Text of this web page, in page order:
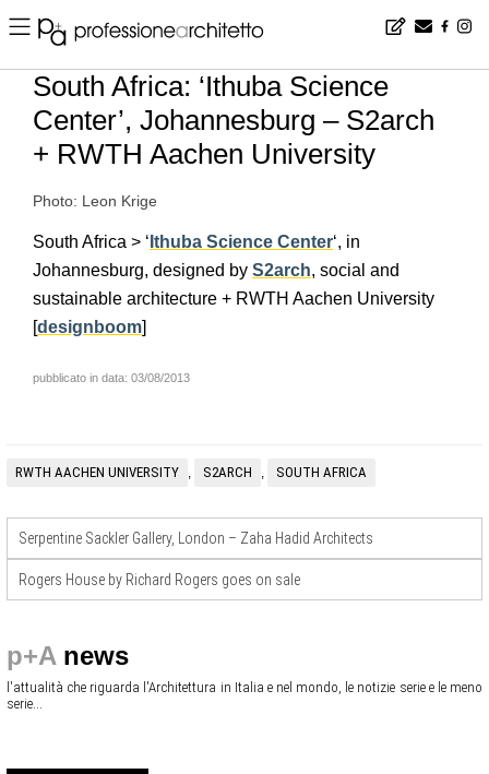
Home ▪ news ▪ en ▪ South Africa: ‘Ithuba Science Center’, Johannesburg – S2arch + RWTH Aachen University
South Africa: ‘Ithuba Science
Center’, Johannesburg – S2arch
+ RWTH Aachen University
Photo: Leon Krige
South Africa > ‘ Ithuba Science Center‘, in
Johannesburg, designed by S2arch, social and
sustainable architecture + RWTH Aachen University
[designboom]
pubblicato in data: 03/08/2013
RWTH AACHEN UNIVERSITY , S2ARCH , SOUTH AFRICA
Serpentine Sackler Gallery, London – Zaha Hadid Architects
Rogers House by Richard Rogers goes on sale
p+A news
l'attualità che riguarda l'Architettura in Italia e nel mondo, le notizie serie e le meno
serie...